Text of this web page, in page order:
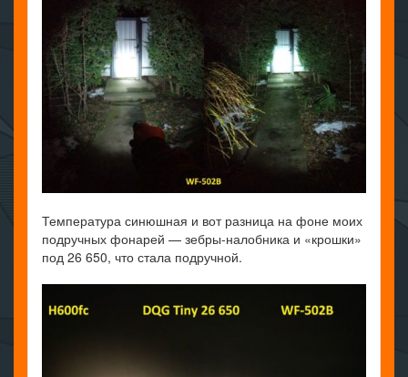
Температура синюшная и вот разница на фоне моих
подручных фонарей — зебры-налобника и «крошки»
под 26 650, что стала подручной.